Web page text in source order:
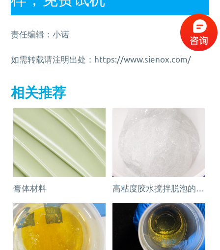
责任编辑：小诺
如需转载请注明出处：https://www.sienox.com/
相关推荐
膏体材料